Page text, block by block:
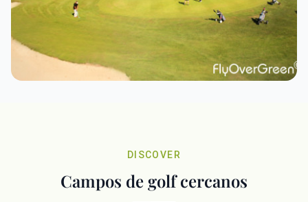
DISCOVER
Campos de golf cercanos